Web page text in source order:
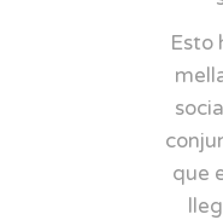
Esto
que